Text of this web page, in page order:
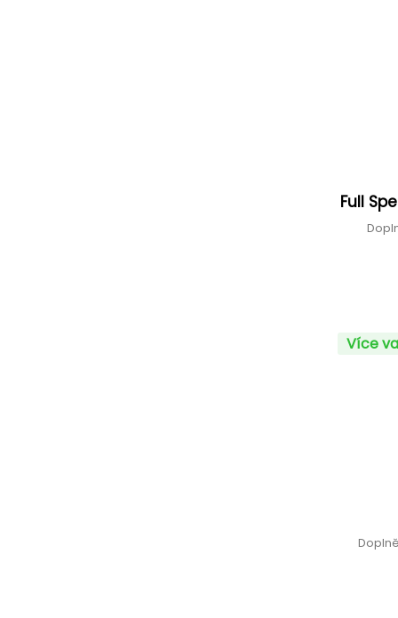
Full
Více